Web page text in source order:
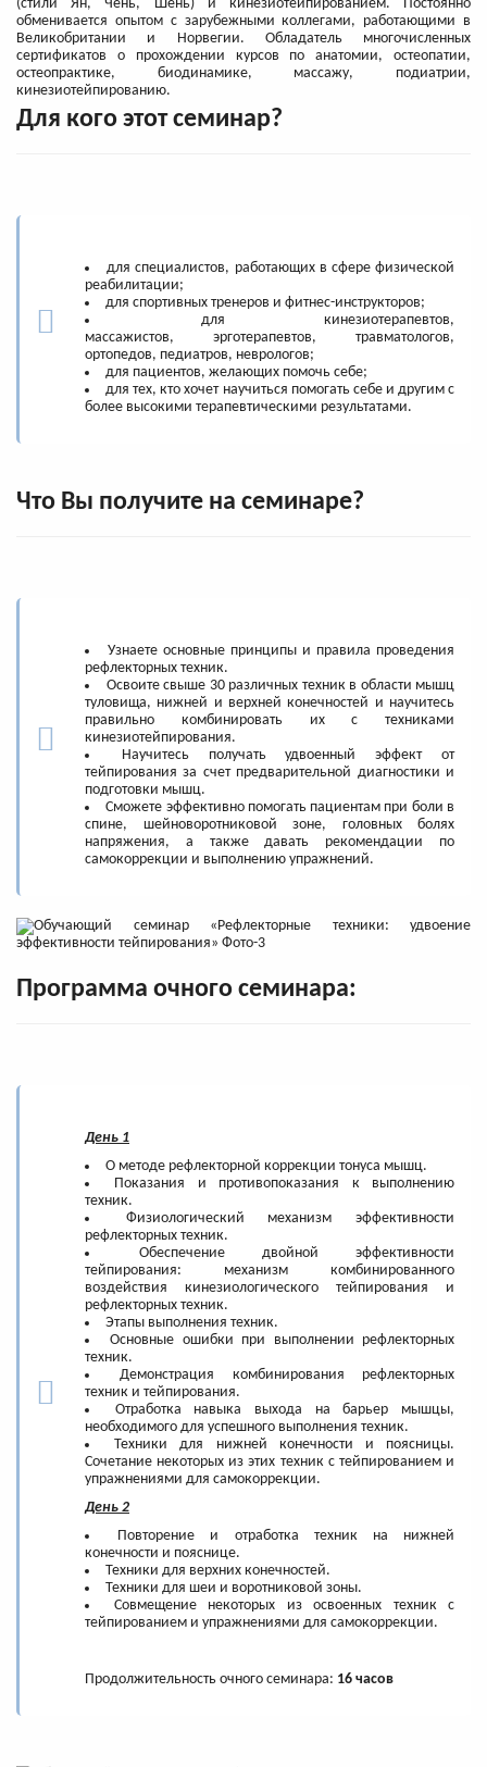
(стили Ян, Чень, Шень) и кинезиотейпированием. Постоянно
обменивается опытом с зарубежными коллегами, работающими в
Великобритании и Норвегии. Обладатель многочисленных
сертификатов о прохождении курсов по анатомии, остеопатии,
остеопрактике, биодинамике, массажу, подиатрии,
кинезиотейпированию.
Для кого этот семинар?
для специалистов, работающих в сфере физической
реабилитации;
для спортивных тренеров и фитнес-инструкторов;
для кинезиотерапевтов,
массажистов, эрготерапевтов, травматологов,
ортопедов, педиатров, неврологов;
для пациентов, желающих помочь себе;
для тех, кто хочет научиться помогать себе и другим с
более высокими терапевтическими результатами.
Что Вы получите на семинаре?
Узнаете основные принципы и правила проведения
рефлекторных техник.
Освоите свыше 30 различных техник в области мышц
туловища, нижней и верхней конечностей и научитесь
правильно комбинировать их с техниками
кинезиотейпирования.
Научитесь получать удвоенный эффект от
тейпирования за счет предварительной диагностики и
подготовки мышц.
Сможете эффективно помогать пациентам при боли в
спине, шейноворотниковой зоне, головных болях
напряжения, а также давать рекомендации по
самокоррекции и выполнению упражнений.
Программа очного семинара:
День 1
О методе рефлекторной коррекции тонуса мышц.
Показания и противопоказания к выполнению
техник.
Физиологический механизм эффективности
рефлекторных техник.
Обеспечение двойной эффективности
тейпирования: механизм комбинированного
воздействия кинезиологического тейпирования и
рефлекторных техник.
Этапы выполнения техник.
Основные ошибки при выполнении рефлекторных
техник.
Демонстрация комбинирования рефлекторных
техник и тейпирования.
Отработка навыка выхода на барьер мышцы,
необходимого для успешного выполнения техник.
Техники для нижней конечности и поясницы.
Сочетание некоторых из этих техник с тейпированием и
упражнениями для самокоррекции.
День 2
Повторение и отработка техник на нижней
конечности и пояснице.
Техники для верхних конечностей.
Техники для шеи и воротниковой зоны.
Совмещение некоторых из освоенных техник с
тейпированием и упражнениями для самокоррекции.
Продолжительность очного семинара: 16 часов